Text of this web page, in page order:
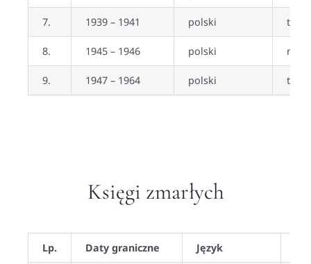
7. 1939 – 1941 polski tak
8. 1945 – 1946 polski nie
9. 1947 – 1964 polski tak
Księgi zmarłych
Lp. Daty graniczne Język